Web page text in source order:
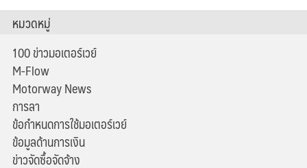
หมวดหมู่
100 ข่าวมอเตอร์เวย์
M-Flow
Motorway News
การลา
ข้อกำหนดการใช้มอเตอร์เวย์
ข้อมูลด้านการเงิน
ข่าวจัดซื้อจัดจ้าง